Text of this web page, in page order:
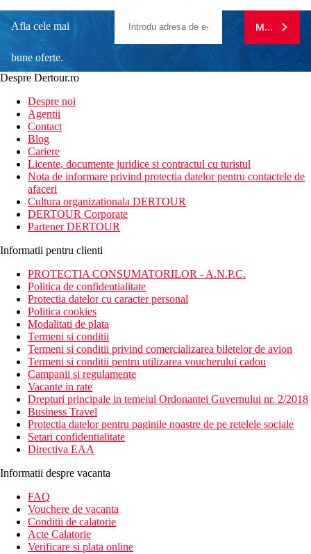
Afla cele mai
bune oferte.
newsletter!
MA
Despre Dertour.ro
Despre noi
Agentii
Contact
Blog
Cariere
Licente, documente juridice si contractul cu turistul
Nota de informare privind protectia datelor pentru contactele de
afaceri
Cultura organizationala DERTOUR
DERTOUR Corporate
Partener DERTOUR
Informatii pentru clienti
PROTECTIA CONSUMATORILOR - A.N.P.C.
Politica de confidentialitate
Protectia datelor cu caracter personal
Politica cookies
Modalitati de plata
Termeni si conditii
Termeni si conditii privind comercializarea biletelor de avion
Termeni si conditii pentru utilizarea voucherului cadou
Campanii si regulamente
Vacante in rate
Drepturi principale in temeiul Ordonantei Guvernului nr. 2/2018
Business Travel
Protectia datelor pentru paginile noastre de pe retelele sociale
Setari confidentialitate
Directiva EAA
Informatii despre vacanta
FAQ
Vouchere de vacanta
Conditii de calatorie
Acte Calatorie
Verificare si plata online